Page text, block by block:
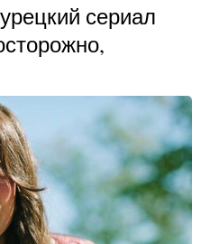
сериал